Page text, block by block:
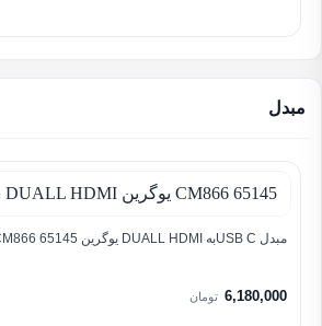
مبدل
مبدل USB Cبه DUALL HDMI یوگرین CM866 65145
6,180,000 تومان